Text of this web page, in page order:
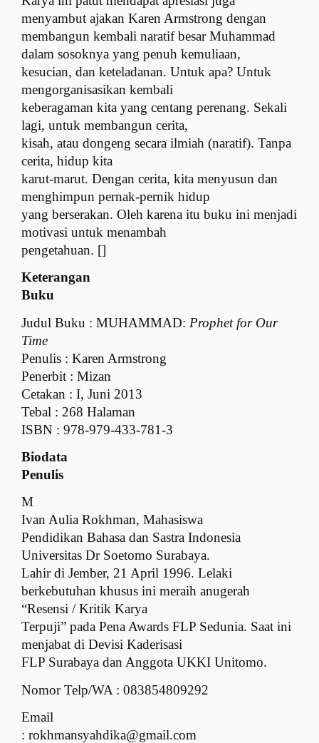
menyambut ajakan Karen Armstrong dengan
membangun kembali naratif besar Muhammad
dalam sosoknya yang penuh kemuliaan,
kesucian, dan keteladanan. Untuk apa? Untuk
mengorganisasikan kembali
keberagaman kita yang centang perenang. Sekali
lagi, untuk membangun cerita,
kisah, atau dongeng secara ilmiah (naratif). Tanpa
cerita, hidup kita
karut-marut. Dengan cerita, kita menyusun dan
menghimpun pernak-pernik hidup
yang berserakan. Oleh karena itu buku ini menjadi
motivasi untuk menambah
pengetahuan. []
Keterangan
Buku
Judul Buku : MUHAMMAD: Prophet for Our
Time
Penulis : Karen Armstrong
Penerbit : Mizan
Cetakan : I, Juni 2013
Tebal : 268 Halaman
ISBN : 978-979-433-781-3
Biodata
Penulis
M
Ivan Aulia Rokhman,Mahasiswa
Pendidikan Bahasa dan Sastra Indonesia
Universitas Dr Soetomo Surabaya.
Lahir di Jember, 21 April 1996.Lelaki
berkebutuhan khusus ini meraih anugerah
“Resensi / Kritik Karya
Terpuji” pada Pena Awards FLP Sedunia. Saat ini
menjabat di Devisi Kaderisasi
FLP Surabaya dan Anggota UKKI Unitomo.
Nomor Telp/WA : 083854809292
Email
: rokhmansyahdika@gmail.com